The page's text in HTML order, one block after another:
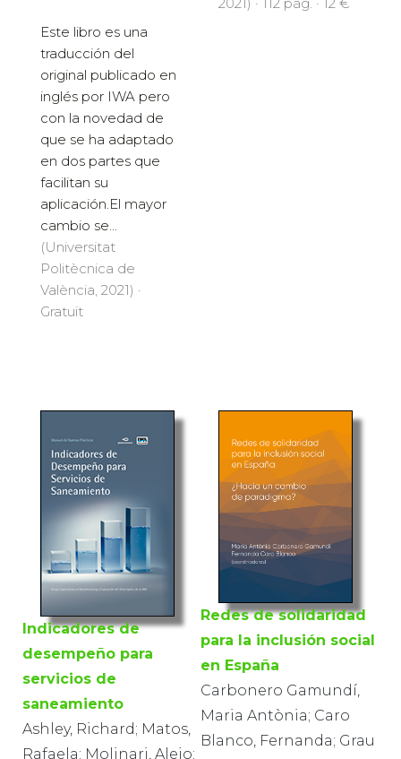
Este libro es una
traducción del
original publicado en
inglés por IWA pero
con la novedad de
que se ha adaptado
en dos partes que
facilitan su
aplicación.El mayor
cambio se...
(Universitat
Politècnica de
València, 2021) ·
Gratuït
Indicadores de
desempeño para
servicios de
saneamiento
Ashley, Richard; Matos,
Rafaela; Molinari, Alejo;
Redes de solidaridad
para la inclusión social
en España
Carbonero Gamundí,
Maria Antònia; Caro
Blanco, Fernanda; Grau